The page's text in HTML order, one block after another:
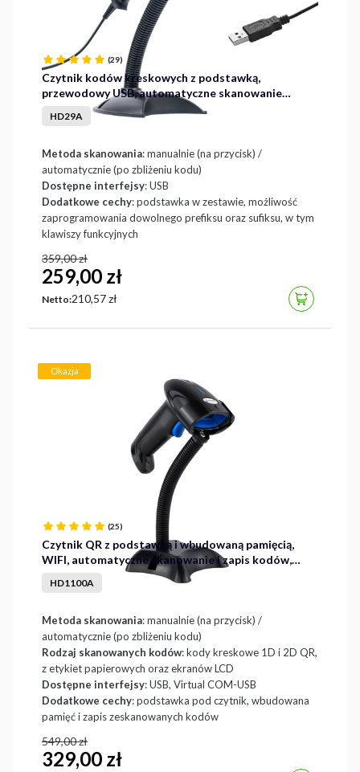
(29)
Czytnik kodów kreskowych z podstawką,
przewodowy USB, automatyczne skanowanie
kodów, wydajny HD29A
HD29A
Metoda skanowania: manualnie (na przycisk) /
automatycznie (po zbliżeniu kodu)
Dostępne interfejsy: USB
Dodatkowe cechy: podstawka w zestawie, możliwość
zaprogramowania dowolnego prefiksu oraz sufiksu, w tym
klawiszy funkcyjnych
259,00 zł
359,00 zł
Netto:Cena
210,57 zł DO
Okazja
(25)
Czytnik QR z podstawką i wbudowaną pamięcią,
WIFI, automatyczne skanowanie i zapis kodów,
Virtual COM HD1100A
HD1100A
Metoda skanowania: manualnie (na przycisk) /
automatycznie (po zbliżeniu kodu)
Rodzaj skanowanych kodów: kody kreskowe 1D i 2D QR,
z etykiet papierowych oraz ekranów LCD
Dostępne interfejsy: USB, Virtual COM-USB
Dodatkowe cechy: podstawka pod czytnik, wbudowana
pamięć i zapis zeskanowanych kodów
329,00 zł
549,00 zł